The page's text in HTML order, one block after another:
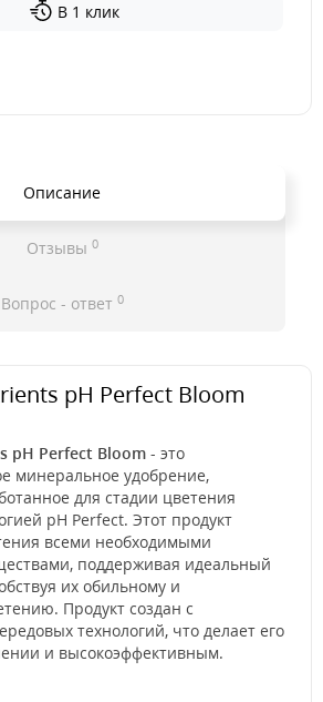
В 1 клик
Описание
Отзывы 0
Вопрос - ответ 0
pH Perfect Bloom
pH Perfect Bloom - это
минеральное удобрение,
для стадии цветения
pH Perfect. Этот продукт
всеми необходимыми
поддерживая идеальный
их обильному и
Продукт создан с
технологий, что делает его
и высокоэффективным.